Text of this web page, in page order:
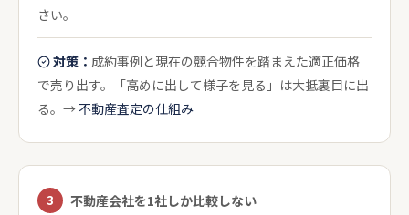
さい。
対策： 成約事例と現在の競合物件を踏まえた適正価格
で売り出す。「高めに出して様子を見る」は大抵裏目に出
る。→不動産査定の仕組み
3
不動産会社を1社しか比較しない